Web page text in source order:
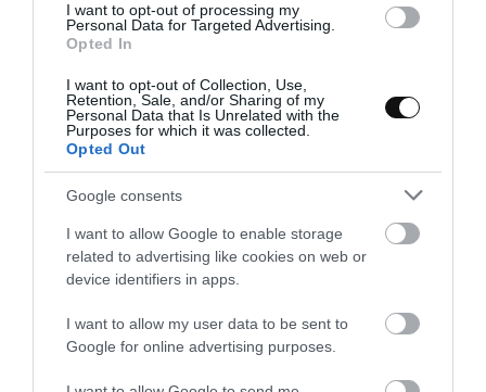
I want to opt-out of processing my
Personal Data for Targeted Advertising.
Opted In
I want to opt-out of Collection, Use,
Retention, Sale, and/or Sharing of my
Personal Data that Is Unrelated with the
Purposes for which it was collected.
Opted Out
Google consents
I want to allow Google to enable storage
related to advertising like cookies on web or
device identifiers in apps.
I want to allow my user data to be sent to
Google for online advertising purposes.
Tarta de violetas, recuerdos de la
infancia